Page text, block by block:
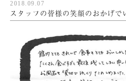
2018.09.07
スタッフの皆様の笑顔のおかげで